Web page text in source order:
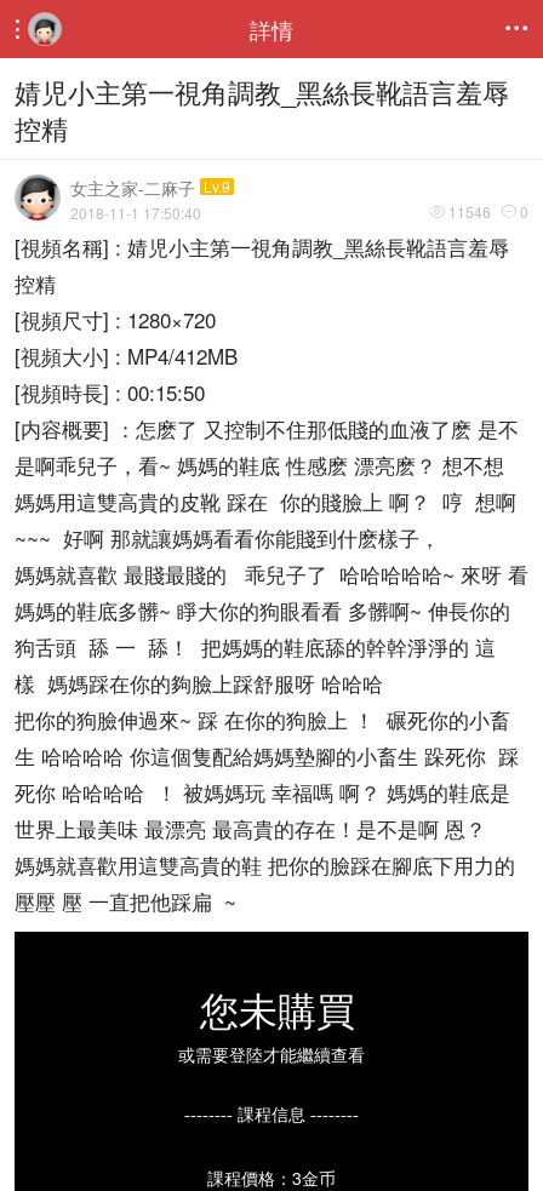
 詳情 
婧児小主第一視角調教_黑絲長靴語言羞辱
控精
女主之家-二麻子 Lv.9
 11546  0
2018-11-1 17:50:40
[視頻名稱] : 婧児小主第一視角調教_黑絲長靴語言羞辱
控精
[視頻尺寸] : 1280×720
[視頻大小] : MP4/412MB
[視頻時長] : 00:15:50
[内容概要] ：怎麽了 又控制不住那低賤的血液了麽 是不
是啊乖兒子，看~ 媽媽的鞋底 性感麽 漂亮麽？ 想不想
媽媽用這雙高貴的皮靴 踩在 你的賤臉上 啊？ 哼 想啊
~~~ 好啊 那就讓媽媽看看你能賤到什麽樣子，
媽媽就喜歡 最賤最賤的 乖兒子了 哈哈哈哈哈~ 來呀 看
媽媽的鞋底多髒~ 睜大你的狗眼看看 多髒啊~ 伸長你的
狗舌頭 舔 一 舔！ 把媽媽的鞋底舔的幹幹淨淨的 這
樣 媽媽踩在你的夠臉上踩舒服呀 哈哈哈
把你的狗臉伸過來~ 踩 在你的狗臉上 ！ 碾死你的小畜
生 哈哈哈哈 你這個隻配給媽媽墊腳的小畜生 跺死你 踩
死你 哈哈哈哈 ！ 被媽媽玩 幸福嗎 啊？ 媽媽的鞋底是
世界上最美味 最漂亮 最高貴的存在！是不是啊 恩？
媽媽就喜歡用這雙高貴的鞋 把你的臉踩在腳底下用力的
壓壓 壓 一直把他踩扁 ~
您未購買
或需要登陸才能繼續查看
-------- 課程信息 --------
課程價格：3金币